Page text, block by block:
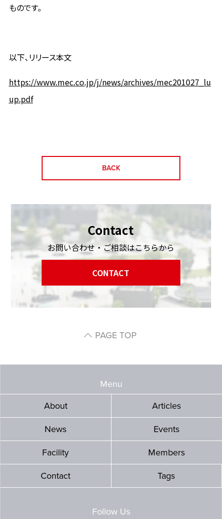
ものです。
以下、リリース本文
https://www.mec.co.jp/j/news/archives/mec201027_lu
up.pdf
BACK
Contact
お問い合わせ・ご相談はこちらから
CONTACT
PAGE TOP
Menu
About
Articles
News Events
Facility Members
Contact Tags
Follow Us